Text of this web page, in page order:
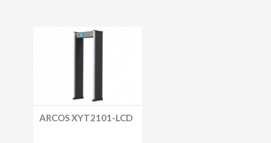
ARCOS XYT2101-LCD